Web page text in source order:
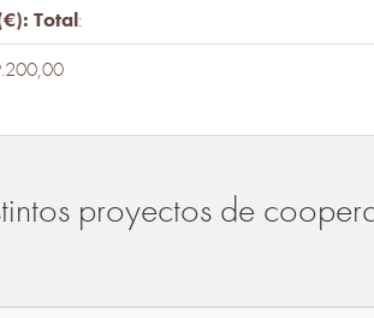
Total:
proyectos de